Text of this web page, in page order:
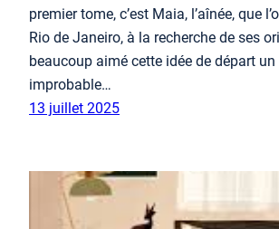
premier tome, c’est Maia, l’aînée, que
Rio de Janeiro, à la recherche de ses
beaucoup aimé cette idée de départ un
improbable…
13 juillet 2025